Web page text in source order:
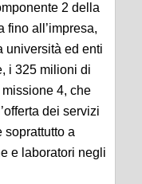
2 della
fino all’impresa,
università ed enti
i 325 milioni di
4, che
dei servizi
soprattutto a
e laboratori negli